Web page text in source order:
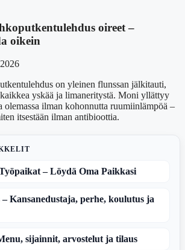
oireet –
oikein
on yleinen flunssan jälkitauti,
yskää ja limaneritystä. Moni yllättyy
olemassa ilman kohonnutta ruumiinlämpöä –
itsestään ilman antibioottia.
– Löydä Oma Paikkasi
Kansanedustaja, perhe, koulutus ja
sijainnit, arvostelut ja tilaus